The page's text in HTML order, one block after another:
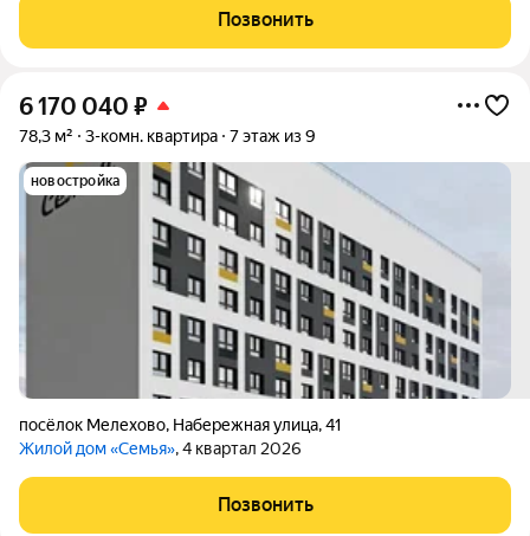
сразу заселиться, мебель остается, балкон отделан и
застеклен. Развитая
Позвонить
6 170 040 ₽
78,3 м² 3-комн. квартира 7 этаж из 9
новостройка
посёлок Мелехово, Набережная улица,41
Жилой дом «Семья», 4 квартал 2026
Позвонить